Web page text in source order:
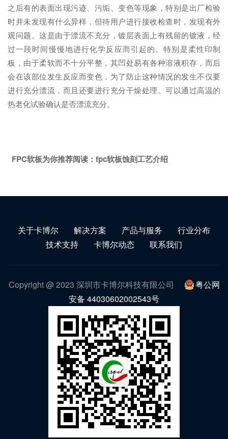
之后有的表面出现污迹、污垢、变色等现象，特别是出厂检验
时并未发现有什么异样，但待用户进行接收检查时，发现有外
观问题。这是由于漂流不充分，镀层表面上有残留的镀液，经
过一段时间慢慢地进行化学反应而引起的。特别是柔性印制
板，由于柔软而不十分平整，其凹处易有各种溶液积存，而后
会在该部位发生反应而变色，为了防止这种情况的发生不仅要
进行充分漂流，而且还要进行充分干燥处理。可以通过高温的
热老化试验确认是否漂流充分。
FPC软板为你推荐阅读： fpc软板蚀刻工艺介绍
关于卡博尔 解决方案 产品与服务
行业分布
技术支持
卡博尔动态 联系我们
Copyright @ 2023 深圳市卡博尔科技有限公司
粤公网
安备 44030602002543号